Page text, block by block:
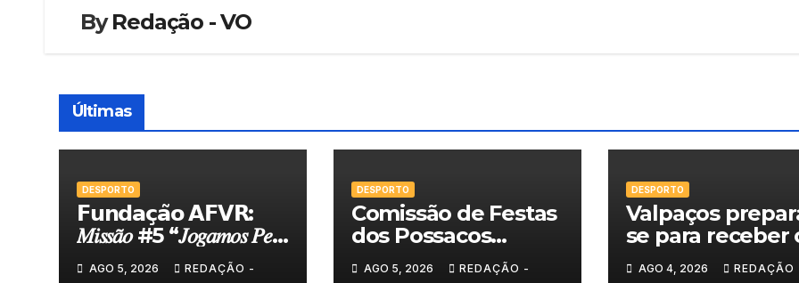
ByRedação - VO
Últimas
DESPORTO
𝗙𝘂𝗻𝗱𝗮𝗰̧𝗮̃𝗼 𝗔𝗙𝗩𝗥:
𝑀𝑖𝑠𝑠𝑎̃𝑜 #5 “𝐽𝑜𝑔𝑎𝑚𝑜𝑠 𝑃𝑒𝑙𝑎
AGO 5, 2026 REDAÇÃO -
DESPORTO
Comissão de Festas
dos Possacos
felicita finalistas do
AGO 5, 2026 REDAÇÃO -
DESPORTO
Valpaços
se para receber
AGO 4, 2026 REDAÇÃO